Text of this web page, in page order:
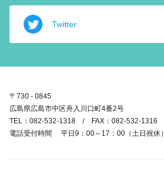
Twitter
〒730 - 0845
広島県広島市中区舟入川口町4番2号
TEL：082-532-1318 / FAX：082-532-1316
電話受付時間 平日9：00～17：00（土日祝休）